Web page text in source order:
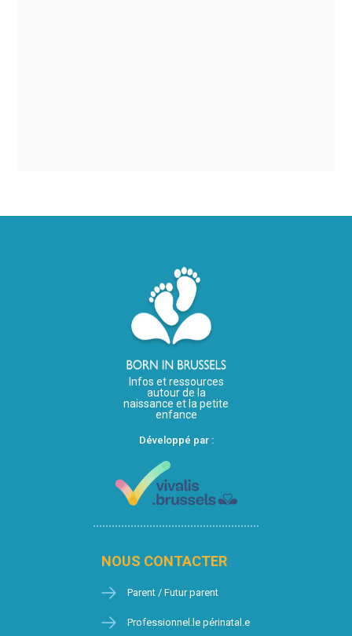
Infos et ressources
autour de la
naissance et la petite
enfance
Développé par :
NOUS CONTACTER
Parent / Futur parent
Professionnel.le périnatal.e